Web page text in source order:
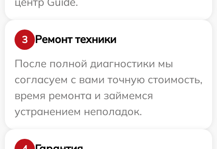
3
Ремонт техники
После полной диагностики мы
согласуем с вами точную стоимость,
время ремонта и займемся
устранением неполадок.